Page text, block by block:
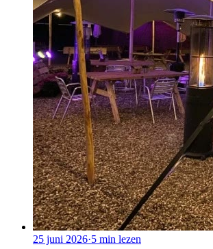
25 juni 2026·5 min lezen